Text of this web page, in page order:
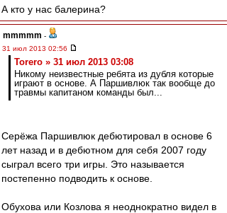
А кто у нас балерина?
mmmmm -
31 июл 2013 02:56
Torero » 31 июл 2013 03:08
Никому неизвестные ребята из дубля которые
играют в основе. А Паршивлюк так вообще до
травмы капитаном команды был...
Серёжа Паршивлюк дебютировал в основе 6
лет назад и в дебютном для себя 2007 году
сыграл всего три игры. Это называется
постепенно подводить к основе.
Обухова или Козлова я неоднократно видел в